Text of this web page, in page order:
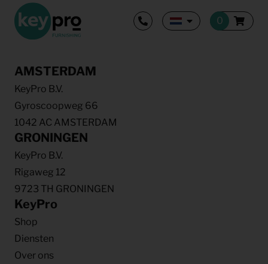
AMSTERDAM
KeyPro B.V.
Gyroscoopweg 66
1042 AC AMSTERDAM
GRONINGEN
KeyPro B.V.
Rigaweg 12
9723 TH GRONINGEN
KeyPro
Shop
Diensten
Over ons